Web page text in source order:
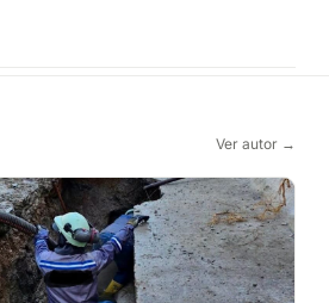
Ver autor →